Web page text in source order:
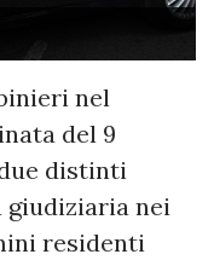
nel
del 9
distinti
giudiziaria nei
residenti